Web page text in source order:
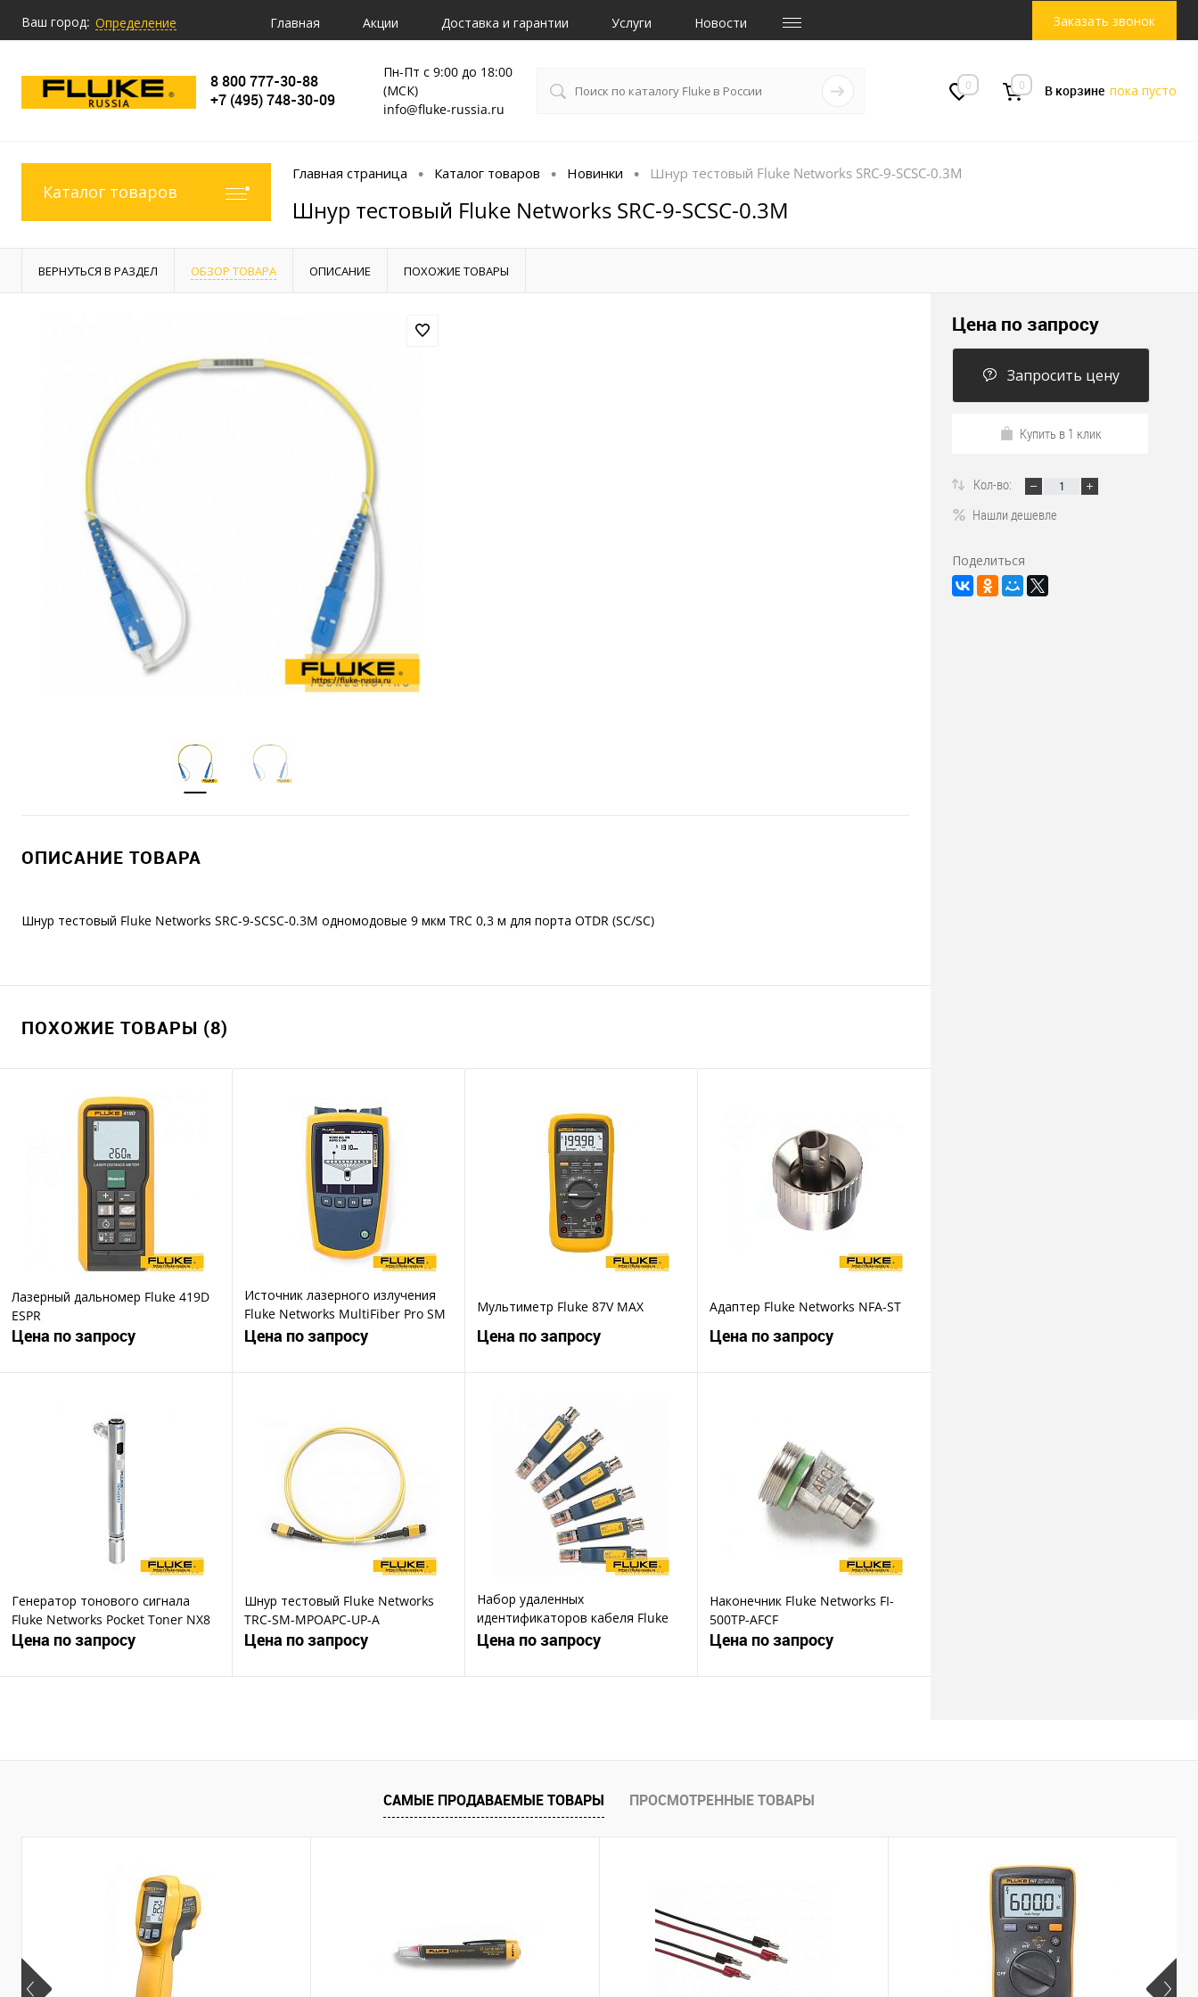
Ваш город: Определение Главная Акции Доставка и гарантии Услуги Новости Заказать звонок
8 800 777-30-88
+7 (495) 748-30-09
Пн-Пт с 9:00 до 18:00
(МСК)
info@fluke-russia.ru
0 0 В корзине пока пусто
Каталог товаров
Главная страница • Каталог товаров • Новинки • Шнур тестовый Fluke Networks SRC-9-SCSC-0.3M
Шнур тестовый Fluke Networks SRC-9-SCSC-0.3M
ВЕРНУТЬСЯ В РАЗДЕЛ ОБЗОР ТОВАРА ОПИСАНИЕ ПОХОЖИЕ ТОВАРЫ
ОПИСАНИЕ ТОВАРА
Шнур тестовый Fluke Networks SRC-9-SCSC-0.3M одномодовые 9 мкм TRC 0,3 м для порта OTDR (SC/SC)
ПОХОЖИЕ ТОВАРЫ (8)
Лазерный дальномер Fluke 419D
ESPR
Цена по запросу
Купить в 1 клик
Источник лазерного излучения
Fluke Networks MultiFiber Pro SM
1310
Цена по запросу
Купить в 1 клик
В избранное
Мультиметр Fluke 87V MAX
Цена по запросу
Купить в 1 клик
В избранное
Адаптер Fluke Networks NFA-ST
Цена по запросу
Купить в 1 клик
В избранное
Генератор тонового сигнала
Fluke Networks Pocket Toner NX8
Цена по запросу
Шнур тестовый Fluke Networks
TRC-SM-MPOAPC-UP-A
Цена по запросу
Набор удаленных
идентификаторов кабеля Fluke
Networks MS2-IDK27
Цена по запросу
Наконечник Fluke Networks FI-
500TP-AFCF
Цена по запросу
Цена по запросу
Запросить цену
Купить в 1 клик
Кол-во:
Нашли дешевле
Поделиться
САМЫЕ ПРОДАВАЕМЫЕ ТОВАРЫ ПРОСМОТРЕННЫЕ ТОВАРЫ